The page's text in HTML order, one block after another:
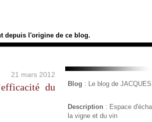
depuis l'origine de ce blog.
21 mars 2012
du
Blog : Le blog de
Description : Espace
la vigne et du vin